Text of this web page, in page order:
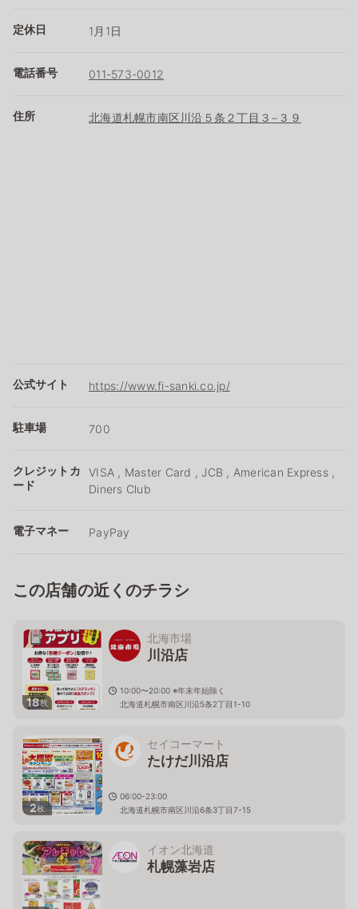
定休日 1月1日
電話番号 011-573-0012
住所 北海道札幌市南区川沿５条２丁目３−３９
公式サイト https://www.fi-sanki.co.jp/
駐車場 700
クレジットカ
ード
VISA , Master Card , JCB , American Express ,
Diners Club
電子マネー PayPay
この店舗の近くのチラシ
18枚
北海市場
川沿店
10:00〜20:00 ※年末年始除く
北海道札幌市南区川沿5条2丁目1-10
2枚
セイコーマート
たけだ川沿店
06:00-23:00
北海道札幌市南区川沿6条3丁目7-15
イオン北海道
札幌藻岩店